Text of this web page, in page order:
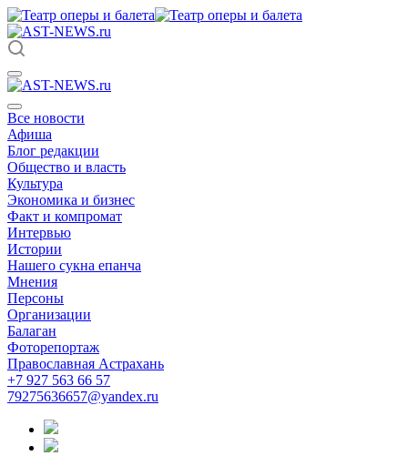
Все новости
Афиша
Блог редакции
Общество и власть
Культура
Экономика и бизнес
Факт и компромат
Интервью
Истории
Нашего сукна епанча
Мнения
Персоны
Организации
Балаган
Фоторепортаж
Православная Астрахань
+7 927 563 66 57
79275636657@yandex.ru